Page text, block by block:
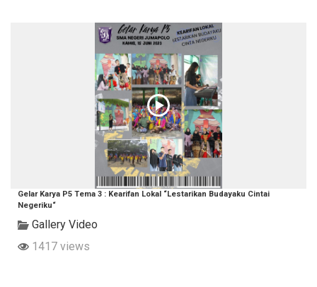
Gelar Karya P5 Tema 3 : Kearifan Lokal “Lestarikan Budayaku Cintai
Negeriku“
Gallery Video
1417 views